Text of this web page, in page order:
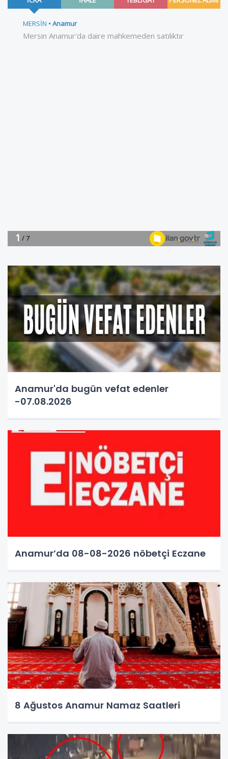
Anamur'da bugün vefat edenler
-07.08.2026
Anamur’da 08-08-2026 nöbetçi Eczane
8 Ağustos Anamur Namaz Saatleri